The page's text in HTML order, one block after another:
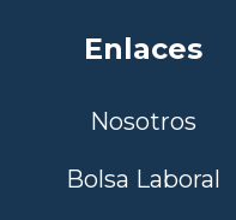
Enlaces
Nosotros
Bolsa Laboral